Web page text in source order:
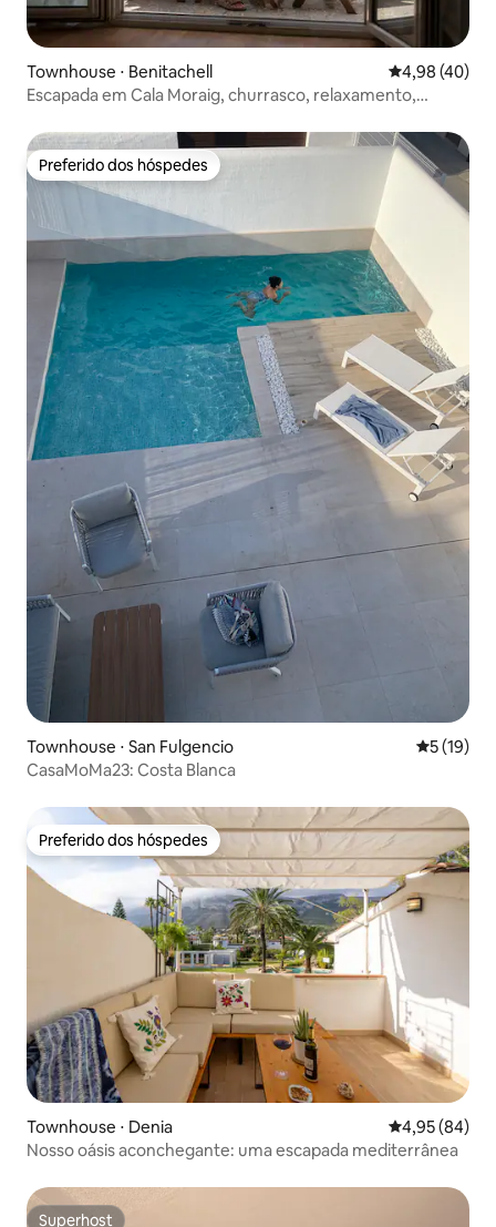
Townhouse ⋅ Benitachell 4,98 de uma
4,98 (40)
Escapada em Cala Moraig, churrasco, relaxamento,
Preferido dos hóspedes
Preferido dos hóspedes
Townhouse ⋅ San Fulgencio 5 de uma
5 (19)
CasaMoMa23: Costa Blanca
Preferido dos hóspedes
Preferido dos hóspedes
Townhouse ⋅ Denia 4,95 de uma
4,95 (84)
Nosso oásis aconchegante: uma escapada mediterrânea
Superhost